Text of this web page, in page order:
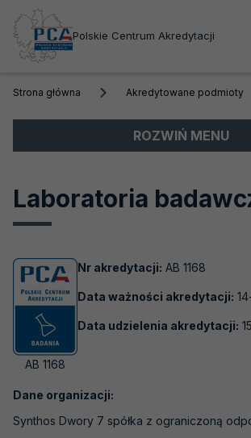
Polskie Centrum Akredytacji
Strona główna Akredytowane podmioty
ROZWIŃ MENU
Obszary akredytacji
Akredytacje aktywne
Biobanki
Laboratoria badawcze
Laboratoria medyczne
Laboratoria wzorcujące
Jednostki certyfikujące osoby
Laboratoria
AB 1168
Nr akredytacji: AB 1168
Data ważności akredytacji:
Data udzielenia akredytacji:
Dane organizacji:
Synthos Dwory 7 spółka z ograniczoną